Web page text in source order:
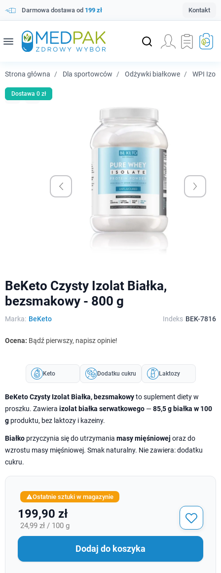
Darmowa dostawa od 199 zł Kontakt
menu
Strona główna Dla sportowców Odżywki białkowe WPI
Dostawa 0 zł
BeKeto Czysty Izolat Białka,
bezsmakowy - 800 g
Marka: BeKeto Indeks BEK-7816
Ocena: Bądź pierwszy, napisz opinie!
Keto Dodatku cukru Laktozy
BeKeto Czysty Izolat Białka, bezsmakowyto suplement diety w
proszku. Zawiera izolat białka serwatkowego —85,5 g białka w 100
g produktu, bez laktozy i kazeiny.
Białko przyczynia się do utrzymania masy mięśniowej oraz do
wzrostu masy mięśniowej. Smak naturalny. Nie zawiera: dodatku
cukru.
Ostatnie sztuki w magazynie
199,90 zł
24,99 zł / 100 g
Dodaj do koszyka